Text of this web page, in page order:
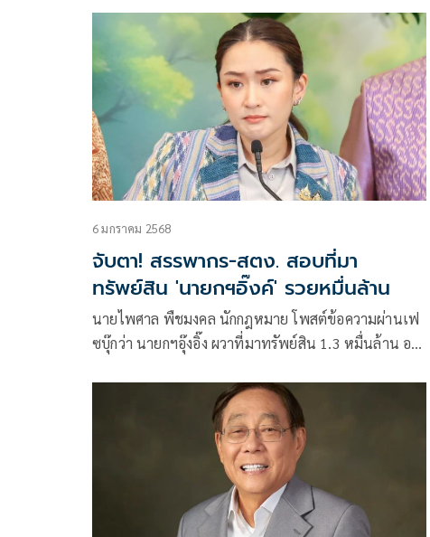
6 มกราคม 2568
จับตา! สรรพากร-สตง. สอบที่มา
ทรัพย์สิน 'นายกฯอิ๊งค์' รวยหมื่นล้าน
นายไพศาล พืชมงคล นักกฎหมาย โพสต์ข้อความผ่านเฟ
ซบุ๊กว่า นายกฯอุ๊งอิ๊ง ผวาที่มาทรัพย์สิน 1.3 หมื่นล้าน อาจ